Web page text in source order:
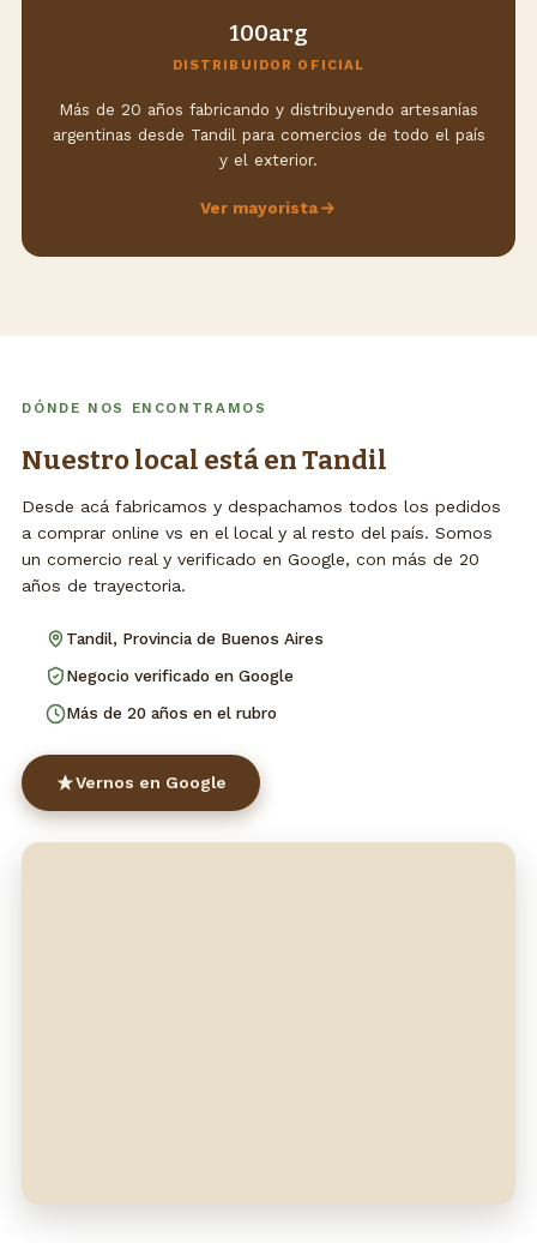
100arg
DISTRIBUIDOR OFICIAL
Más de 20 años fabricando y distribuyendo artesanías
argentinas desde Tandil para comercios de todo el país
y el exterior.
Ver mayorista
DÓNDE NOS ENCONTRAMOS
Nuestro local está en Tandil
Desde acá fabricamos y despachamos todos los pedidos
a comprar online vs en el local y al resto del país. Somos
un comercio real y verificado en Google, con más de 20
años de trayectoria.
Tandil, Provincia de Buenos Aires
Negocio verificado en Google
Más de 20 años en el rubro
Vernos en Google